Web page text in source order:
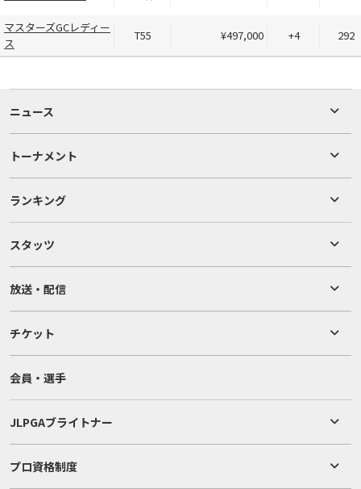
マスターズGCレディー
ス
T55 ¥497,000 +4 292
ニュース
トーナメント
ランキング
スタッツ
放送・配信
チケット
会員・選手
JLPGAブライトナー
プロ資格制度